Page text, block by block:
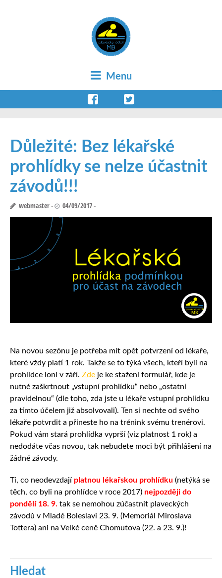
Menu
Důležité: Bez lékařské
prohlídky se nelze účastnit
závodů!!!
webmaster 04/09/2017
Na novou sezónu je potřeba mít opět potvrzení od lékaře,
které vždy platí 1 rok. Takže se to týká všech, kteří byli na
prohlídce loni v září. Zde je ke stažení formulář, kde je
nutné zaškrtnout „vstupní prohlídku“ nebo „ostatní
pravidelnou“ (dle toho, zda jste u lékaře vstupní prohlídku
za tímto účelem již absolvovali). Ten si nechte od svého
lékaře potvrdit a přineste ho na trénink svému trenérovi.
Pokud vám stará prohlídka vyprší (viz platnost 1 rok) a
nedodáte včas novou, tak nebudete moci být přihlášení na
žádné závody.
Ti, co neodevzdají platnou lékařskou prohlídku (netýká se
těch, co byli na prohlídce v roce 2017) nejpozději do
pondělí 18. 9. tak se nemohou zúčastnit plaveckých
závodů v Mladé Boleslavi 23. 9. (Memoriál Miroslava
Tottera) ani na Velké ceně Chomutova (22. a 23. 9.)!
Hledat